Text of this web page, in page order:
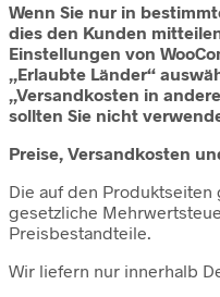
Wenn Sie nur in
dies den Kunden
Einstellungen von
„Erlaubte Länder“
„Versandkosten in
sollten Sie nicht
Preise, Versandkosten
Die auf den
gesetzliche
Preisbestandteile.
Wir liefern nur innerhalb